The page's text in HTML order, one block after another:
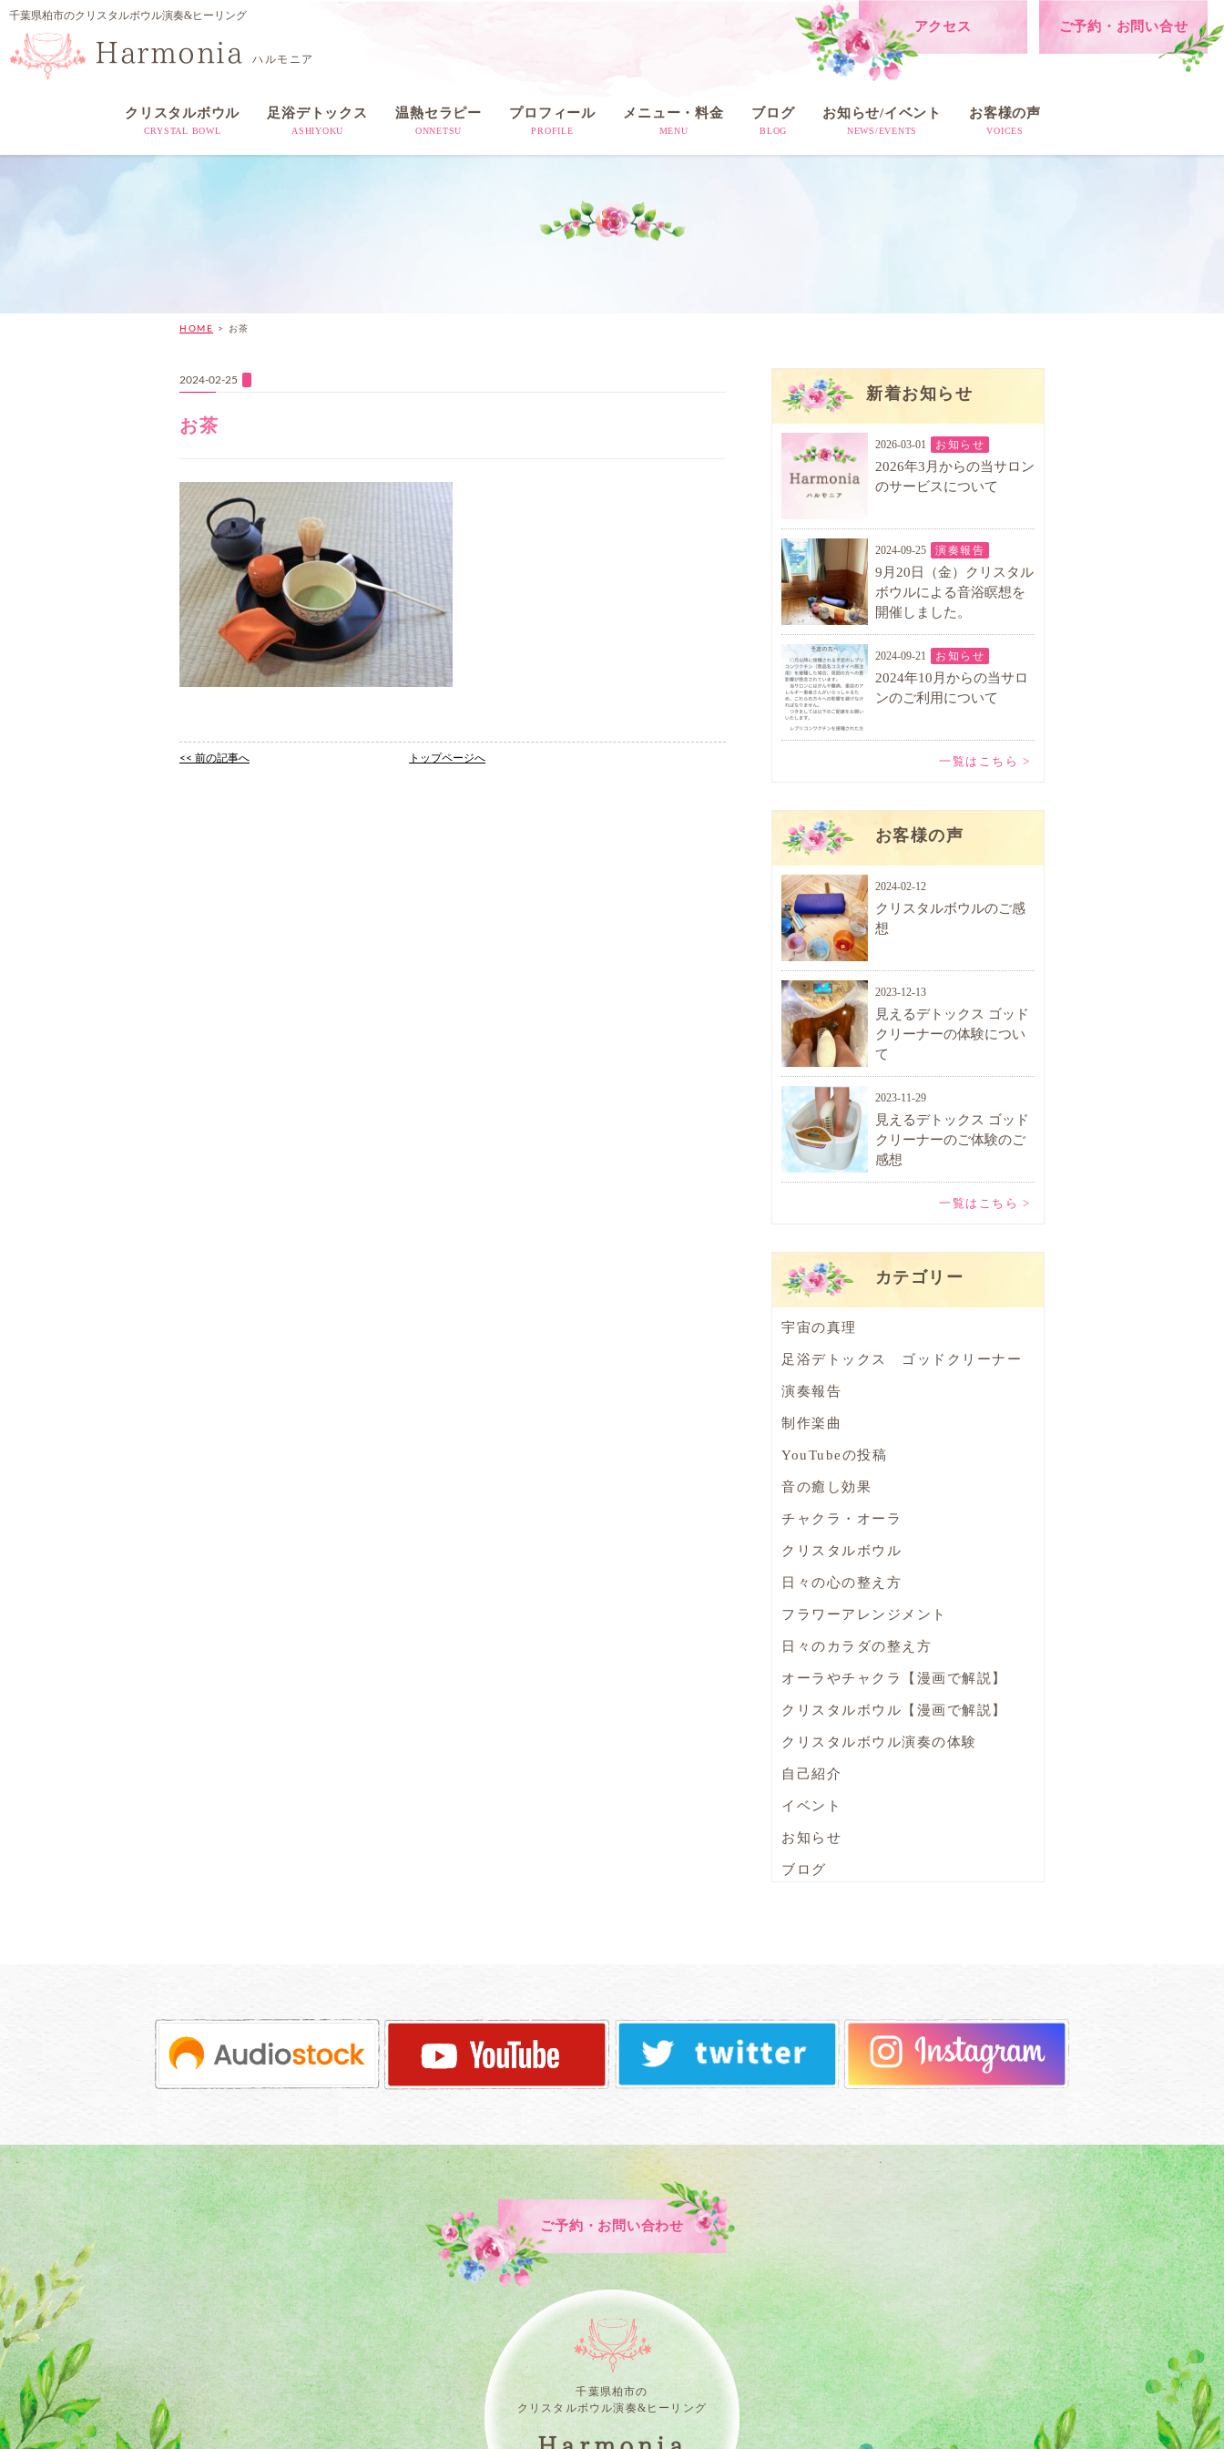
千葉県柏市のクリスタルボウル演奏&ヒーリング
Harmonia ハルモニア
アクセス ご予約・お問い合せ
クリスタルボウル
CRYSTAL BOWL
足浴デトックス
ASHIYOKU
温熱セラピー
ONNETSU
プロフィール
PROFILE
メニュー・料金
MENU
ブログ
BLOG
お知らせ/イベント
NEWS/EVENTS
お客様の声
VOICES
HOME > お茶
2024-02-25
お茶
<< 前の記事へ トップページへ
新着お知らせ
2026-03-01 お知らせ
2026年3月からの当サロン
のサービスについて
2024-09-25 演奏報告
9月20日（金）クリスタル
ボウルによる音浴瞑想を
開催しました。
2024-09-21 お知らせ
2024年10月からの当サロ
ンのご利用について
一覧はこちら >
お客様の声
2024-02-12
クリスタルボウルのご感
想
2023-12-13
見えるデトックス ゴッド
クリーナーの体験につい
て
2023-11-29
見えるデトックス ゴッド
クリーナーのご体験のご
感想
一覧はこちら >
カテゴリー
宇宙の真理
足浴デトックス ゴッドクリーナー
演奏報告
制作楽曲
YouTubeの投稿
音の癒し効果
チャクラ・オーラ
クリスタルボウル
日々の心の整え方
フラワーアレンジメント
日々のカラダの整え方
オーラやチャクラ【漫画で解説】
クリスタルボウル【漫画で解説】
クリスタルボウル演奏の体験
自己紹介
イベント
お知らせ
ブログ
ご予約・お問い合わせ
千葉県柏市の
クリスタルボウル演奏&ヒーリング